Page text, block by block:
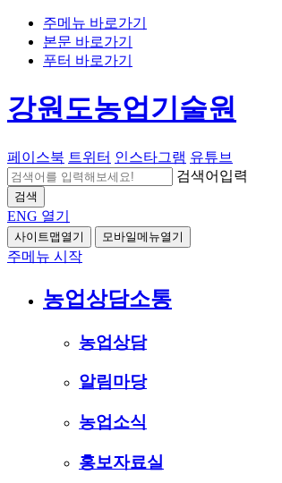
주메뉴 바로가기
본문 바로가기
푸터 바로가기
강원도농업기술원
페이스북 트위터 인스타그램 유튜브
검색어입력
검색
ENG 열기
사이트맵열기 모바일메뉴열기
주메뉴 시작
농업상담소통
농업상담
알림마당
농업소식
홍보자료실